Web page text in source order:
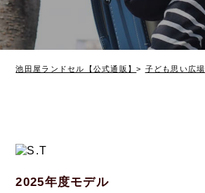
池田屋ランドセル【公式通販】 子ども思い広場
2025年度モデル